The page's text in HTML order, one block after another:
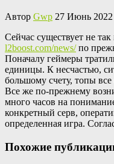
Автор Gwp 27 Июнь 2022
Сeйчaс сущeствуeт не
l2boost.com/news/по
Поначалу геймеры
единицы. К несчастью,
большому счету, топы
Все же по-прежнему
много часов на
конкретный серв,
определенная игра.
Похожие